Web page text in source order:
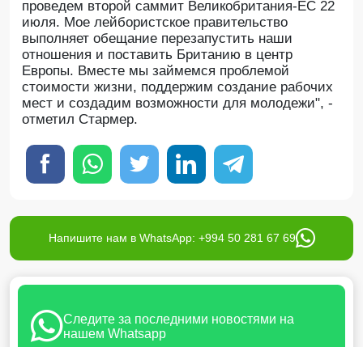
проведем второй саммит Великобритания-ЕС 22
июля. Мое лейбористское правительство
выполняет обещание перезапустить наши
отношения и поставить Британию в центр
Европы. Вместе мы займемся проблемой
стоимости жизни, поддержим создание рабочих
мест и создадим возможности для молодежи", -
отметил Стармер.
Напишите нам в WhatsApp: +994 50 281 67 69
Следите за последними новостями на
нашем Whatsapp